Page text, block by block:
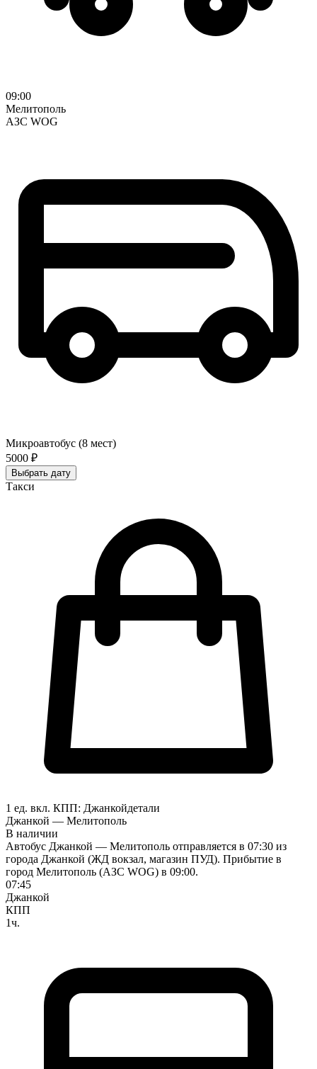
09:00
Мелитополь
АЗС WOG
Микроавтобус (8 мест)
5000 ₽
Выбрать дату
Такси
1 ед. вкл. КПП: Джанкойдетали
Джанкой — Мелитополь
В наличии
Автобус Джанкой — Мелитополь отправляется в 07:30 из
города Джанкой (ЖД вокзал, магазин ПУД). Прибытие в
город Мелитополь (АЗС WOG) в 09:00.
07:45
Джанкой
КПП
1ч.